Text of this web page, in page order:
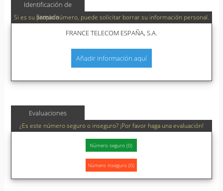
Identificación de
llamada
Si es su propio número, puede solicitar borrar su información personal.
FRANCE TELECOM ESPAÑA, S.A.
Añadir información aquí
Evaluaciones
¿Es este número seguro o inseguro? ¡Por favor haga una evaluación!